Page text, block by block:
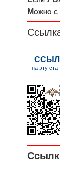
Можно с